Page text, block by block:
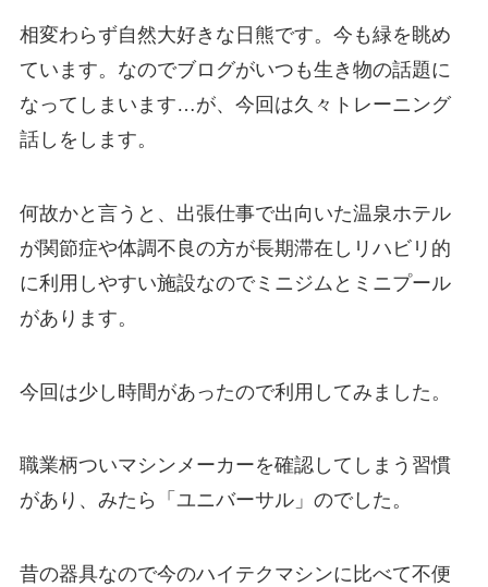
相変わらず自然大好きな日熊です。今も緑を眺め
ています。なのでブログがいつも生き物の話題に
なってしまいます…が、今回は久々トレーニング
話しをします。
何故かと言うと、出張仕事で出向いた温泉ホテル
が関節症や体調不良の方が長期滞在しリハビリ的
に利用しやすい施設なのでミニジムとミニプール
があります。
今回は少し時間があったので利用してみました。
職業柄ついマシンメーカーを確認してしまう習慣
があり、みたら「ユニバーサル」のでした。
昔の器具なので今のハイテクマシンに比べて不便